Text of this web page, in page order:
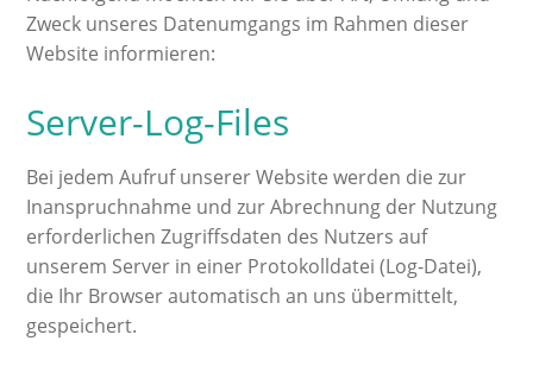
Zweck unseres Datenumgangs im Rahmen dieser
Website informieren:
Server-Log-Files
Bei jedem Aufruf unserer Website werden die zur
Inanspruchnahme und zur Abrechnung der Nutzung
erforderlichen Zugriffsdaten des Nutzers auf
unserem Server in einer Protokolldatei (Log-Datei),
die Ihr Browser automatisch an uns übermittelt,
gespeichert.